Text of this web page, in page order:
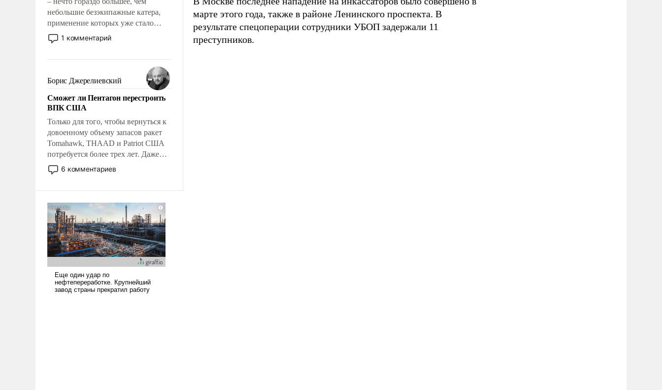
небольшие безэкипажные катера,
применение которых уже стало
обыденностью. Задача по созданию
такого корабля очень сложна и
реализация радикально поднимет
наши боевые возможности.
1 комментарий
Борис Джерелиевский
Сможет ли Пентагон перестроить
ВПК США
Только для того, чтобы вернуться к
довоенному объему запасов ракет
Tomahawk, THAAD и Patriot США
потребуется более трех лет. Даже
небольшая война с Ираном
опустошила американские
уязвимости США, например, перед
Китаем.
6 комментариев
марте этого года, также в районе Ленинского проспекта. В
результате спецоперации сотрудники УБОП задержали 11
преступников.